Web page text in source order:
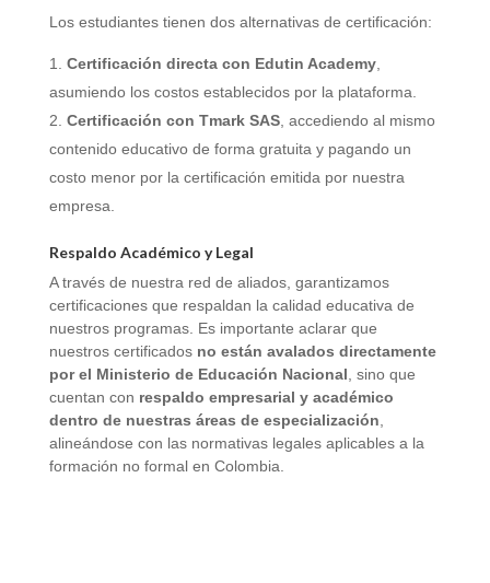
Los estudiantes tienen dos alternativas de certificación:
Certificación directa con Edutin Academy,
asumiendo los costos establecidos por la plataforma.
Certificación con Tmark SAS, accediendo al mismo
contenido educativo de forma gratuita y pagando un
costo menor por la certificación emitida por nuestra
empresa.
Respaldo Académico y Legal
A través de nuestra red de aliados, garantizamos
certificaciones que respaldan la calidad educativa de
nuestros programas. Es importante aclarar que
nuestros certificados no están avalados directamente
por el Ministerio de Educación Nacional , sino que
cuentan con respaldo empresarial y académico
dentro de nuestras áreas de especialización
alineándose con las normativas legales aplicables a la
formación no formal en Colombia.